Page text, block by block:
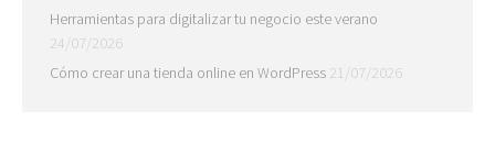
Herramientas para digitalizar tu negocio este verano
24/07/2026
Cómo crear una tienda online en WordPress 21/07/2026